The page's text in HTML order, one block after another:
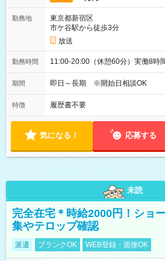
勤務地
東京都新宿区
市ケ谷駅から徒歩3分
放送
勤務時間 11:00-20:00（休憩60分）実働8時
期間 即日～長期 ※開始日相談OK
特徴 履歴書不要
気になる！ 応募する
未読
完全在宅＊時給2000円！ショ
集やテロップ確認
派遣 ブランクOK WEB登録・面接OK